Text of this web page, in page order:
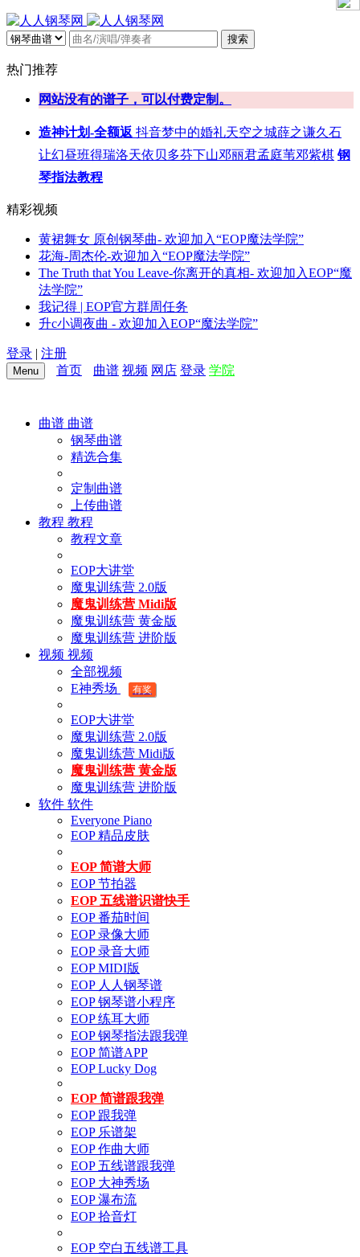
搜索
热门推荐
网站没有的谱子，可以付费定制。
造神计划-全额返 抖音梦中的婚礼天空之城薛之谦久石
让幻昼班得瑞洛天依贝多芬下山邓丽君孟庭苇邓紫棋 钢
琴指法教程
精彩视频
黄裙舞女 原创钢琴曲- 欢迎加入“EOP魔法学院”
花海-周杰伦-欢迎加入“EOP魔法学院”
The Truth that You Leave-你离开的真相- 欢迎加入EOP“魔
法学院”
我记得 | EOP官方群周任务
升c小调夜曲 - 欢迎加入EOP“魔法学院”
登录 | 注册
Menu 首页 曲谱 视频 网店 登录 学院
曲谱 曲谱
钢琴曲谱
精选合集
定制曲谱
上传曲谱
教程 教程
教程文章
EOP大讲堂
魔鬼训练营 2.0版
魔鬼训练营 Midi版
魔鬼训练营 黄金版
魔鬼训练营 进阶版
视频 视频
全部视频
E神秀场
有奖
EOP大讲堂
魔鬼训练营 2.0版
魔鬼训练营 Midi版
魔鬼训练营 黄金版
魔鬼训练营 进阶版
软件 软件
Everyone Piano
EOP 精品皮肤
EOP 简谱大师
EOP 节拍器
EOP 五线谱识谱快手
EOP 番茄时间
EOP 录像大师
EOP 录音大师
EOP MIDI版
EOP 人人钢琴谱
EOP 钢琴谱小程序
EOP 练耳大师
EOP 钢琴指法跟我弹
EOP 简谱APP
EOP Lucky Dog
EOP 简谱跟我弹
EOP 跟我弹
EOP 乐谱架
EOP 作曲大师
EOP 五线谱跟我弹
EOP 大神秀场
EOP 瀑布流
EOP 拾音灯
EOP 空白五线谱工具